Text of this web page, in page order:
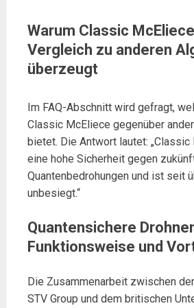
Warum Classic
Vergleich zu anderen
überzeugt
Im FAQ-Abschnitt wird gefragt,
Classic McEliece gegenüber
bietet. Die Antwort lautet:
eine hohe Sicherheit gegen
Quantenbedrohungen und ist seit
unbesiegt.“
Quantensichere
Funktionsweise und
Die Zusammenarbeit zwischen
STV Group und dem britischen